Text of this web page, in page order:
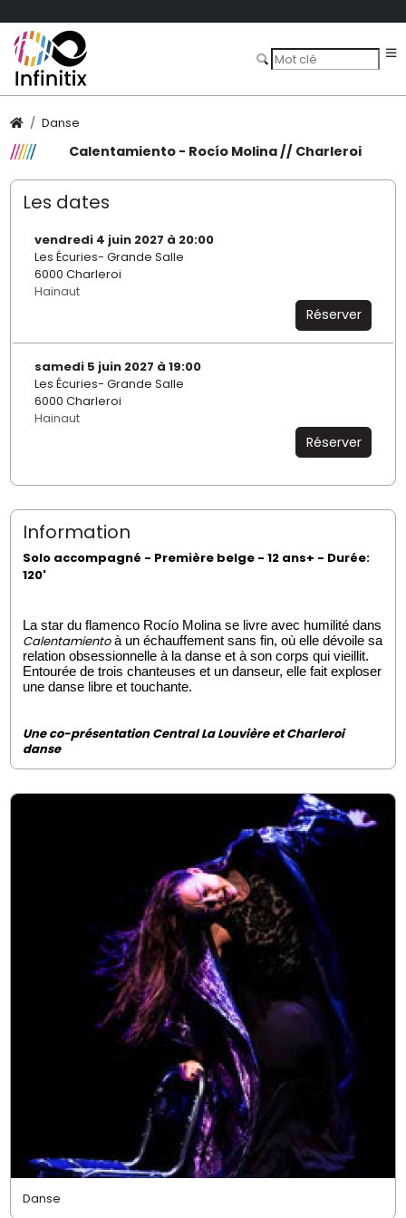
Danse
Calentamiento - Rocío Molina // Charleroi
Les dates
vendredi 4 juin 2027 à 20:00
Les Écuries- Grande Salle
6000 Charleroi
Hainaut
Réserver
samedi 5 juin 2027 à 19:00
Les Écuries- Grande Salle
6000 Charleroi
Hainaut
Réserver
Information
Solo accompagné - Première belge - 12 ans+ - Durée:
120'
La star du flamenco Rocío Molina se livre avec humilité dans
Calentamientoà un échauffement sans fin, où elle dévoile sa
relation obsessionnelle à la danse et à son corps qui vieillit.
Entourée de trois chanteuses et un danseur, elle fait exploser
une danse libre et touchante.
Une co-présentation Central La Louvière et Charleroi
danse
Danse